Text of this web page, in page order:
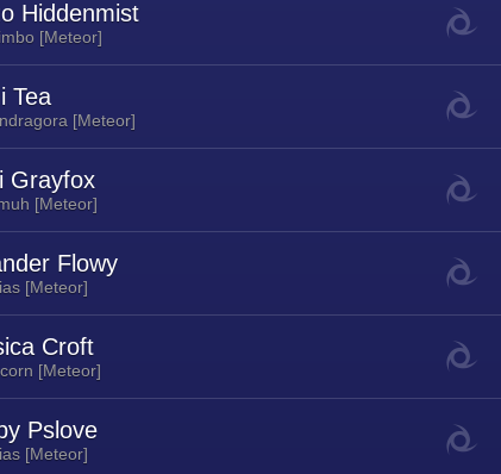
Hiddenmist
[Meteor]
Tea
[Meteor]
Grayfox
[Meteor]
Flowy
[Meteor]
Croft
[Meteor]
Pslove
[Meteor]